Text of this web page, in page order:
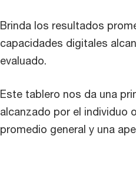
Brinda los resultados
capacidades digitales
evaluado.
Este tablero nos da una
alcanzado por el individuo
promedio general y una